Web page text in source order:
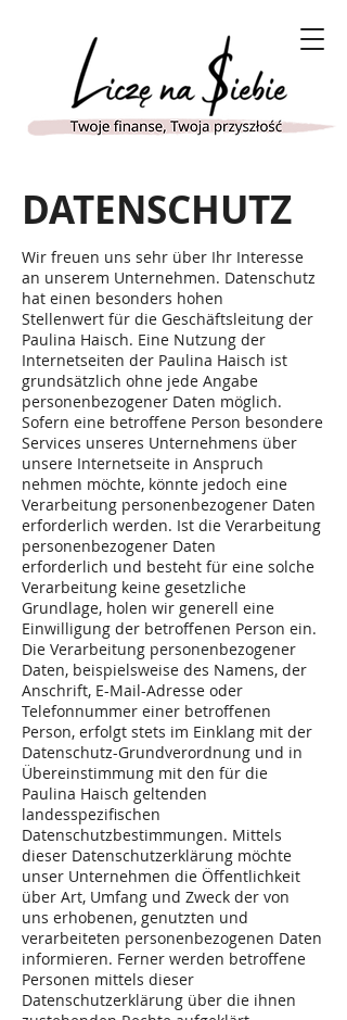
DATENSCHUTZ
Wir freuen uns sehr über Ihr Interesse
an unserem Unternehmen. Datenschutz
hat einen besonders hohen
Stellenwert für die Geschäftsleitung der
Paulina Haisch. Eine Nutzung der
Internetseiten der Paulina Haisch ist
grundsätzlich ohne jede Angabe
personenbezogener Daten möglich.
Sofern eine betroffene Person besondere
Services unseres Unternehmens über
unsere Internetseite in Anspruch
nehmen möchte, könnte jedoch eine
Verarbeitung personenbezogener Daten
erforderlich werden. Ist die Verarbeitung
personenbezogener Daten
erforderlich und besteht für eine solche
Verarbeitung keine gesetzliche
Grundlage, holen wir generell eine
Einwilligung der betroffenen Person ein.
Die Verarbeitung personenbezogener
Daten, beispielsweise des Namens, der
Anschrift, E-Mail-Adresse oder
Telefonnummer einer betroffenen
Person, erfolgt stets im Einklang mit der
Datenschutz-Grundverordnung und in
Übereinstimmung mit den für die
Paulina Haisch geltenden
landesspezifischen
Datenschutzbestimmungen. Mittels
dieser Datenschutzerklärung möchte
unser Unternehmen die Öffentlichkeit
über Art, Umfang und Zweck der von
uns erhobenen, genutzten und
verarbeiteten personenbezogenen Daten
informieren. Ferner werden betroffene
Personen mittels dieser
Datenschutzerklärung über die ihnen